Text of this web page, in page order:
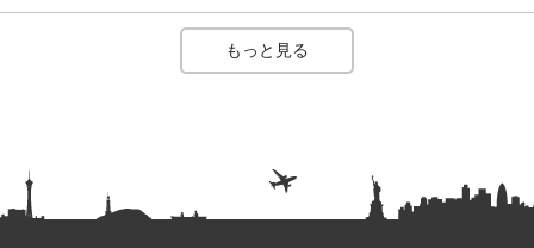
もっと見る